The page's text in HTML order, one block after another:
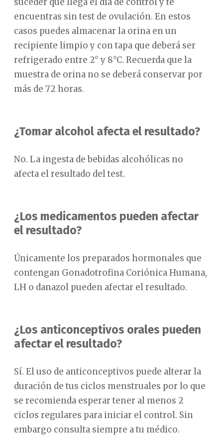
encuentras sin test de ovulación. En estos
casos puedes almacenar la orina en un
recipiente limpio y con tapa que deberá ser
refrigerado entre 2° y 8°C. Recuerda que la
muestra de orina no se deberá conservar por
más de 72 horas.
¿Tomar alcohol afecta el resultado?
No. La ingesta de bebidas alcohólicas no
afecta el resultado del test.
¿Los medicamentos pueden afectar
el resultado?
Únicamente los preparados hormonales que
contengan Gonadotrofina Coriónica Humana,
LH o danazol pueden afectar el resultado.
¿Los anticonceptivos orales pueden
afectar el resultado?
Sí. El uso de anticonceptivos puede alterar la
duración de tus ciclos menstruales por lo que
se recomienda esperar tener al menos 2
ciclos regulares para iniciar el control. Sin
embargo consulta siempre a tu médico.